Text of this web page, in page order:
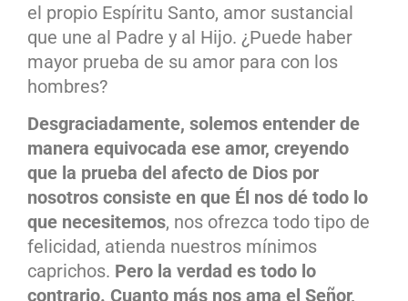
el propio Espíritu Santo, amor sustancial
que une al Padre y al Hijo. ¿Puede haber
mayor prueba de su amor para con los
hombres?
Desgraciadamente, solemos entender de
manera equivocada ese amor, creyendo
que la prueba del afecto de Dios por
nosotros consiste en que Él nos dé todo lo
que necesitemos, nos ofrezca todo tipo de
felicidad, atienda nuestros mínimos
caprichos. Pero la verdad es todo lo
contrario. Cuanto más nos ama el Señor,